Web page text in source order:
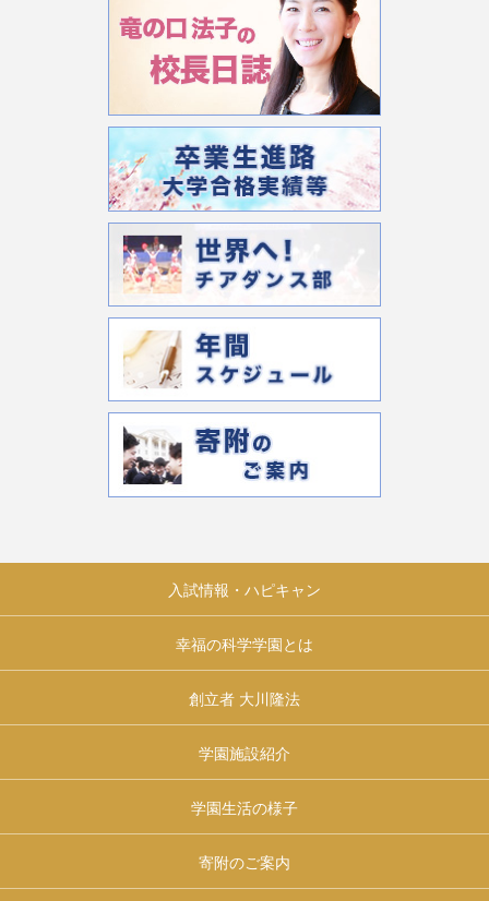
入試情報・ハピキャン
幸福の科学学園とは
創立者 大川隆法
学園施設紹介
学園生活の様子
寄附のご案内